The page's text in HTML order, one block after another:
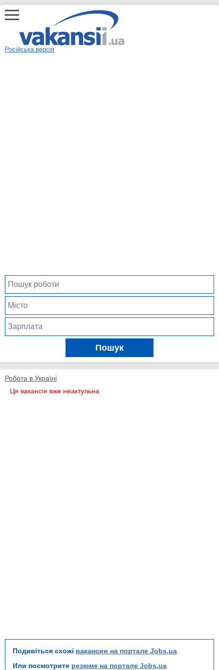
Російська версія
Пошук
Робота в Україні
Ця вакансія вже неактульна
Подивіться схожі вакансии на портале Jobs.ua
Или посмотрите резюме на портале Jobs.ua